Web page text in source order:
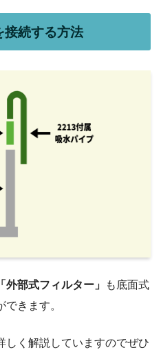
続する方法
「外部式フィルター」 も底面式
きます。
く解説していますのでぜひ